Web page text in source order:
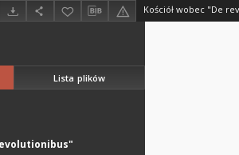
Kościół wobec "De
Lista plików